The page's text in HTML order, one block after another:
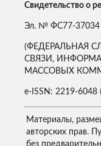
Свидетельство о
Эл. № ФС77-37034
(ФЕДЕРАЛЬНАЯ
СВЯЗИ,
МАССОВЫХ
e-ISSN: 2219-6048
Материалы,
авторских прав.
без